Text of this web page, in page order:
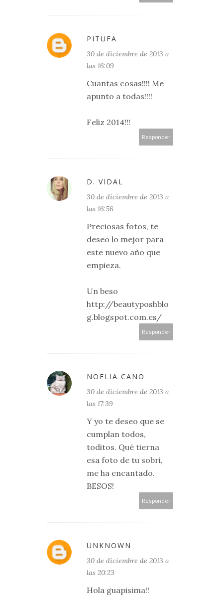
PITUFA
30 de diciembre de 2013 a
las 16:09
Cuantas cosas!!!! Me
apunto a todas!!!!
Feliz 2014!!!
Responder
D. VIDAL
30 de diciembre de 2013 a
las 16:56
Preciosas fotos, te
deseo lo mejor para
este nuevo año que
empieza.
Un beso
http://beautyposhblo
g.blogspot.com.es/
Responder
NOELIA CANO
30 de diciembre de 2013 a
las 17:39
Y yo te deseo que se
cumplan todos,
toditos. Qué tierna
esa foto de tu sobri,
me ha encantado.
BESOS!
Responder
UNKNOWN
30 de diciembre de 2013 a
las 20:23
Hola guapisima!!